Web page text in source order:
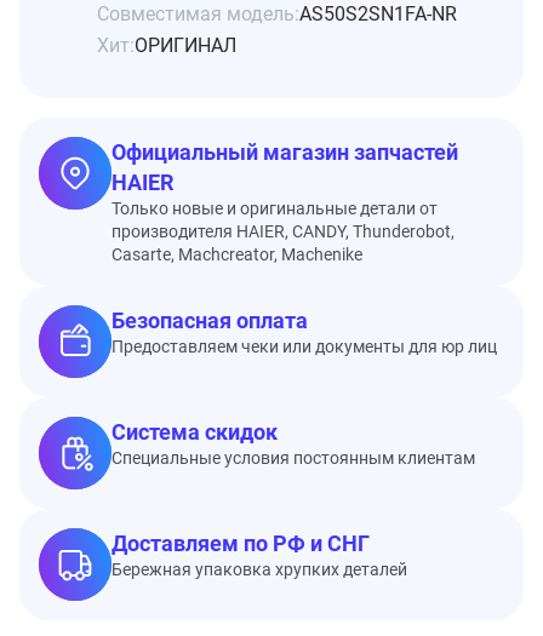
Совместимая модель:AS50S2SN1FA-NR
Хит:ОРИГИНАЛ
Официальный магазин запчастей
HAIER
Только новые и оригинальные детали от
производителя HAIER, CANDY, Thunderobot,
Casarte, Machcreator, Machenike
Безопасная оплата
Предоставляем чеки или документы для юр лиц
Система скидок
Специальные условия постоянным клиентам
Доставляем по РФ и СНГ
Бережная упаковка хрупких деталей